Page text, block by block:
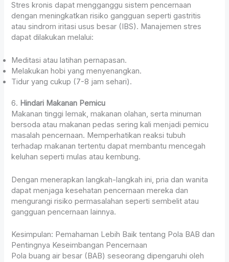
Stres kronis dapat mengganggu sistem pencernaan
dengan meningkatkan risiko gangguan seperti gastritis
atau sindrom iritasi usus besar (IBS). Manajemen stres
dapat dilakukan melalui:
Meditasi atau latihan pernapasan.
Melakukan hobi yang menyenangkan.
Tidur yang cukup (7-8 jam sehari).
6. Hindari Makanan Pemicu
Makanan tinggi lemak, makanan olahan, serta minuman
bersoda atau makanan pedas sering kali menjadi pemicu
masalah pencernaan. Memperhatikan reaksi tubuh
terhadap makanan tertentu dapat membantu mencegah
keluhan seperti mulas atau kembung.
Dengan menerapkan langkah-langkah ini, pria dan wanita
dapat menjaga kesehatan pencernaan mereka dan
mengurangi risiko permasalahan seperti sembelit atau
gangguan pencernaan lainnya.
Kesimpulan: Pemahaman Lebih Baik tentang Pola BAB dan
Pentingnya Keseimbangan Pencernaan
Pola buang air besar (BAB) seseorang dipengaruhi oleh